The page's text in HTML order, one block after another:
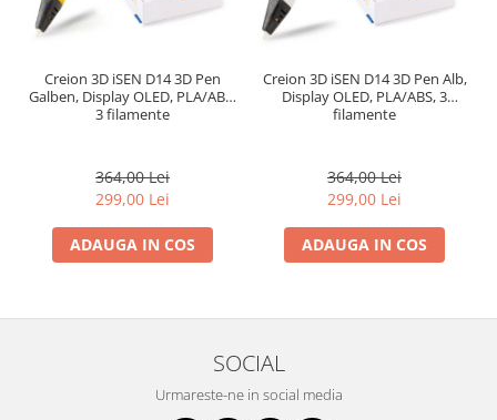
Creion 3D iSEN D14 3D Pen
Galben, Display OLED, PLA/ABS,
3 filamente
364,00 Lei
299,00 Lei
ADAUGA IN COS
Creion 3D iSEN D14 3D Pen Alb,
Display OLED, PLA/ABS, 3
filamente
364,00 Lei
299,00 Lei
ADAUGA IN COS
SOCIAL
Urmareste-ne in social media